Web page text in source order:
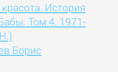
История
Том 4. 1971-
Борис